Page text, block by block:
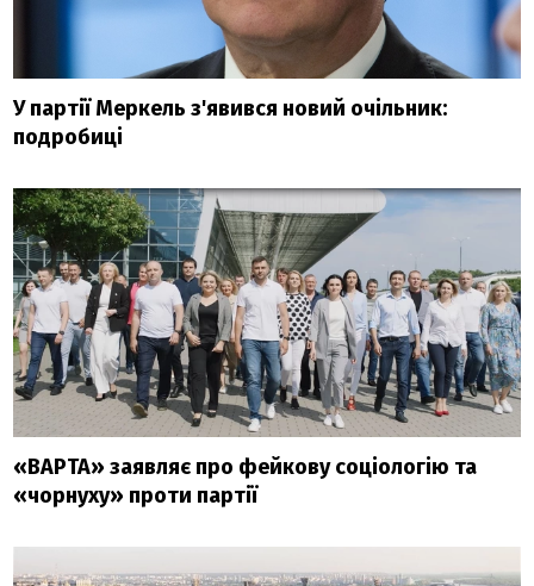
У партії Меркель з'явився новий очільник:
подробиці
«ВАРТА» заявляє про фейкову соціологію та
«чорнуху» проти партії